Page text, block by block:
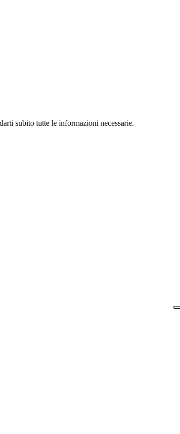
subito tutte le informazioni necessarie.